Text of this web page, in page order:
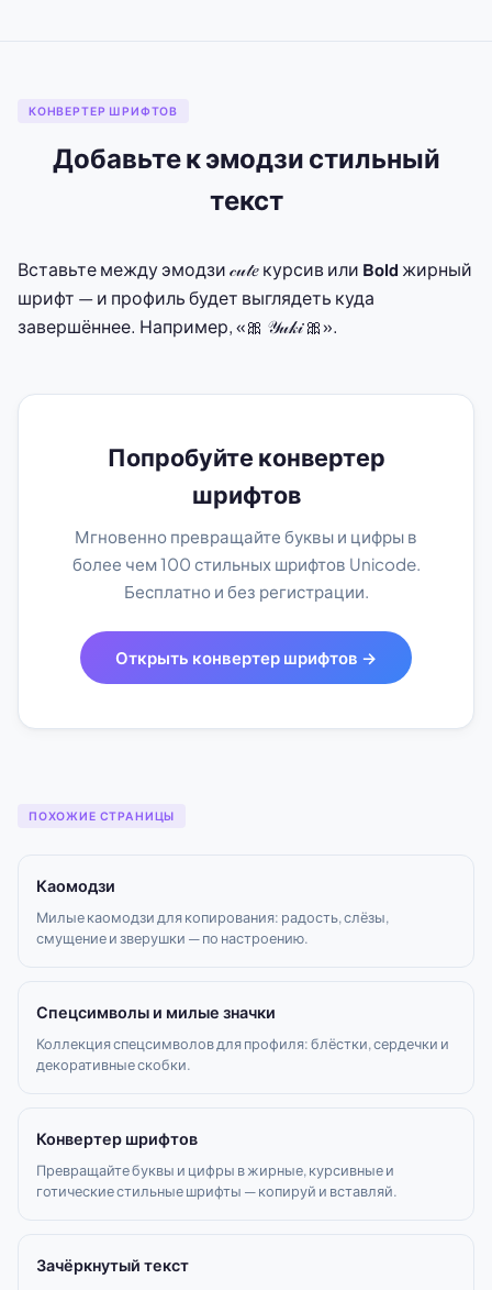
КОНВЕРТЕР ШРИФТОВ
Добавьте к эмодзи стильный
текст
Вставьте между эмодзи 𝒸𝓊𝓉𝑒 курсив или 𝗕𝗼𝗹𝗱 жирный
шрифт — и профиль будет выглядеть куда
завершённее. Например, «🎀 𝒴𝓊𝓀𝒾 🎀».
Попробуйте конвертер
шрифтов
Мгновенно превращайте буквы и цифры в
более чем 100 стильных шрифтов Unicode.
Бесплатно и без регистрации.
Открыть конвертер шрифтов →
ПОХОЖИЕ СТРАНИЦЫ
Каомодзи
Милые каомодзи для копирования: радость, слёзы,
смущение и зверушки — по настроению.
Спецсимволы и милые значки
Коллекция спецсимволов для профиля: блёстки, сердечки и
декоративные скобки.
Конвертер шрифтов
Превращайте буквы и цифры в жирные, курсивные и
готические стильные шрифты — копируй и вставляй.
Зачёркнутый текст